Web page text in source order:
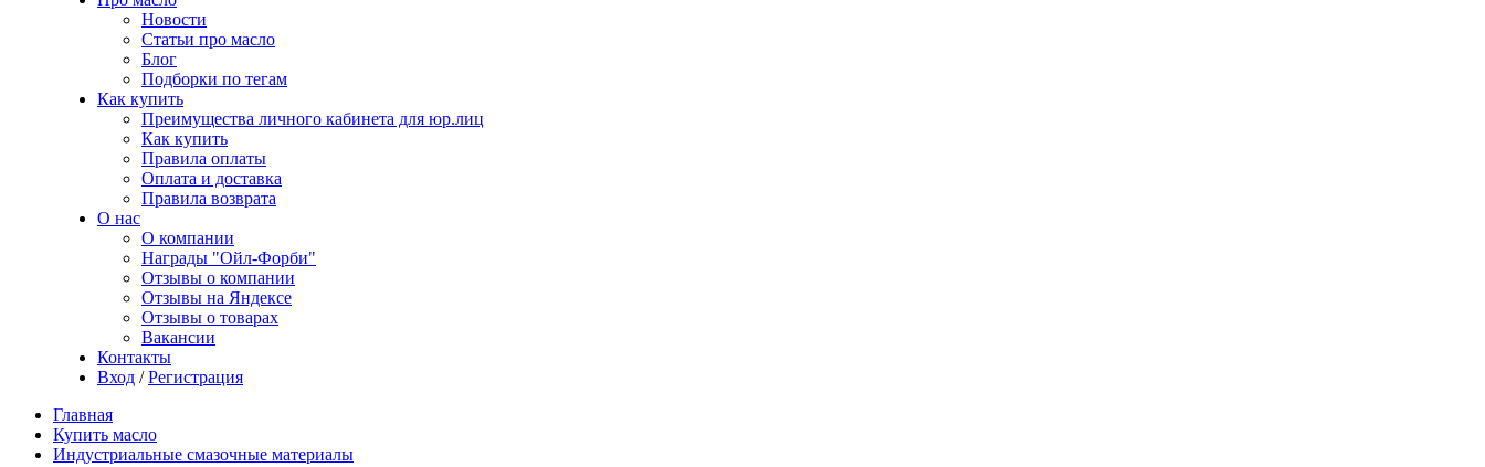
Новости
Статьи про масло
Блог
Подборки по тегам
Как купить
Преимущества личного кабинета для юр.лиц
Как купить
Правила оплаты
Оплата и доставка
Правила возврата
О нас
О компании
Награды "Ойл-Форби"
Отзывы о компании
Отзывы на Яндексе
Отзывы о товарах
Вакансии
Контакты
Вход / Регистрация
Главная
Купить масло
Индустриальные смазочные материалы